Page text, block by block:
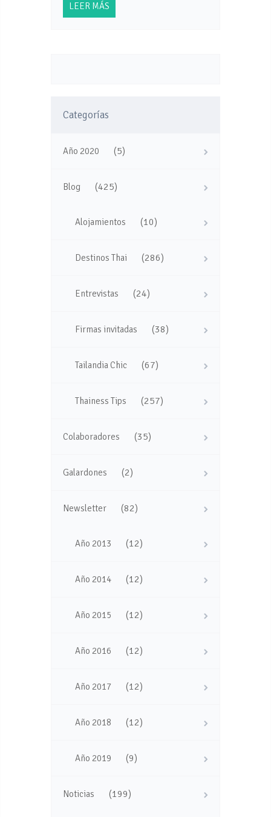
LEER MÁS
Categorías
Año 2020 (5)
Blog (425)
Alojamientos (10)
Destinos Thai (286)
Entrevistas (24)
Firmas invitadas (38)
Tailandia Chic (67)
Thainess Tips (257)
Colaboradores (35)
Galardones (2)
Newsletter (82)
Año 2013 (12)
Año 2014 (12)
Año 2015 (12)
Año 2016 (12)
Año 2017 (12)
Año 2018 (12)
Año 2019 (9)
Noticias (199)